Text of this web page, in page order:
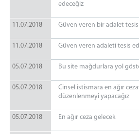
edeceğiz
11.07.2018 Güven veren bir adalet
11.07.2018 Güven veren adaleti tesis
05.07.2018 Bu site mağdurlara yol
05.07.2018
Cinsel istismara en ağır
düzenlenmeyi yapacağız
05.07.2018 En ağır ceza gelecek